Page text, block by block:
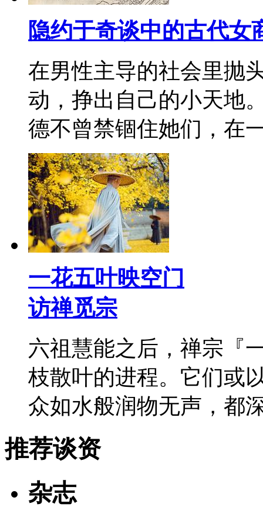
隐约于奇谈中的古代女
在男性主导的社会里抛
动，挣出自己的小天地
德不曾禁锢住她们，
一花五叶映空门
访禅觅宗
六祖慧能之后，禅宗『
枝散叶的进程。它们或
众如水般润物无声，
推荐谈资
杂志